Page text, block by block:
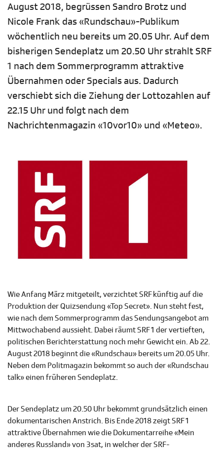
August 2018, begrüssen Sandro Brotz und
Nicole Frank das «Rundschau»-Publikum
wöchentlich neu bereits um 20.05 Uhr. Auf dem
bisherigen Sendeplatz um 20.50 Uhr strahlt SRF
1 nach dem Sommerprogramm attraktive
Übernahmen oder Specials aus. Dadurch
verschiebt sich die Ziehung der Lottozahlen auf
22.15 Uhr und folgt nach dem
Nachrichtenmagazin «10vor10» und «Meteo».
Wie Anfang März mitgeteilt, verzichtet SRF künftig auf die
Produktion der Quizsendung «Top Secret». Nun steht fest,
wie nach dem Sommerprogramm das Sendungsangebot am
Mittwochabend aussieht. Dabei räumt SRF 1 der vertieften,
politischen Berichterstattung noch mehr Gewicht ein. Ab 22.
August 2018 beginnt die «Rundschau» bereits um 20.05 Uhr.
Neben dem Politmagazin bekommt so auch der «Rundschau
talk» einen früheren Sendeplatz.
Der Sendeplatz um 20.50 Uhr bekommt grundsätzlich einen
dokumentarischen Anstrich. Bis Ende 2018 zeigt SRF 1
attraktive Übernahmen wie die Dokumentarreihe «Mein
anderes Russland» von 3sat, in welcher der SRF-